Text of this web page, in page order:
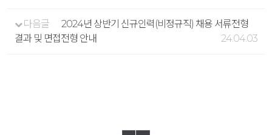
다음글
2024년 상반기 신규인력(비정규직) 채용 서류전형
결과 및 면접전형 안내
24.04.03